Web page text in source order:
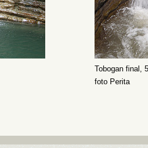
Tobogan final,
foto Perita